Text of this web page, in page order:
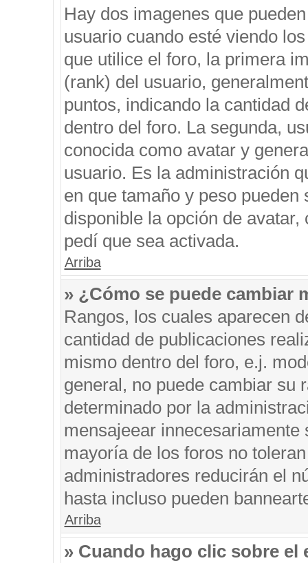
Hay dos imagenes que
usuario cuando esté viendo
que utilice el foro, la primera
(rank) del usuario,
puntos, indicando la cantidad
dentro del foro. La segunda,
conocida como avatar y
usuario. Es la administración
en que tamaño y peso
disponible la opción de
pedí que sea activada.
Arriba
» ¿Cómo se puede cambiar
Rangos, los cuales aparecen
cantidad de publicaciones
mismo dentro del foro, e.j.
general, no puede cambiar su
determinado por la
mensajeear
mayoría de los foros no
administradores reducirán el
hasta incluso pueden
Arriba
» Cuando hago clic sobre el